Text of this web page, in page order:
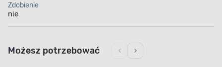
Zdobienie
nie
Możesz potrzebować